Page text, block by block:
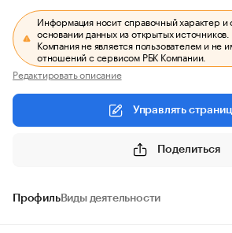
Информация носит справочный характер и
основании данных из открытых источников.
Компания не является пользователем и не
отношений с сервисом РБК Компании.
Редактировать описание
Управлять
Поделиться
ПрофильВиды деятельности